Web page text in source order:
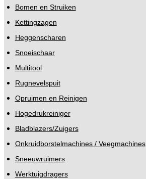
Bomen en Struiken
Kettingzagen
Heggenscharen
Snoeischaar
Multitool
Rugnevelspuit
Opruimen en Reinigen
Hogedrukreiniger
Bladblazers/Zuigers
Onkruidborstelmachines / Veegmachines
Sneeuwruimers
Werktuigdragers